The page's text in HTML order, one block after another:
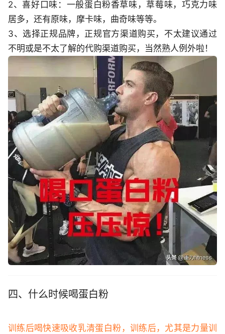
2、喜好口味：一般蛋白粉香草味，草莓味，巧克力味
居多，还有原味，摩卡味，曲奇味等等。
3、选择正规品牌，正规官方渠道购买，不太建议通过
不明或是不太了解的代购渠道购买，当然熟人例外啦！
四、什么时候喝蛋白粉
训练后喝快速吸收乳清蛋白粉，训练后，尤其是力量训